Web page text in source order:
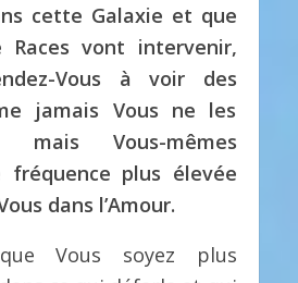
cette Galaxie et que
Races vont intervenir,
Vous à voir des
jamais Vous ne les
mais Vous-mêmes
fréquence plus élevée
dans l’Amour.
Vous soyez plus